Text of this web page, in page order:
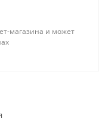
магазина и может